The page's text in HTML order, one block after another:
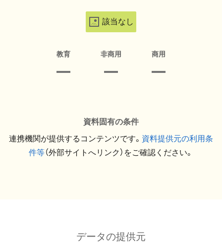
該当なし
教育 非商用 商用
資料固有の条件
連携機関が提供するコンテンツです。 資料提供元の利用条
件等（外部サイトへリンク）をご確認ください。
データの提供元